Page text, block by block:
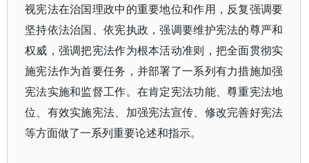
视宪法在治国理政中的重要地位和作用，反复强调要
坚持依法治国、依宪执政，强调要维护宪法的尊严和
权威，强调把宪法作为根本活动准则，把全面贯彻实
施宪法作为首要任务，并部署了一系列有力措施加强
宪法实施和监督工作。在肯定宪法功能、尊重宪法地
位、有效实施宪法、加强宪法宣传、修改完善好宪法
等方面做了一系列重要论述和指示。